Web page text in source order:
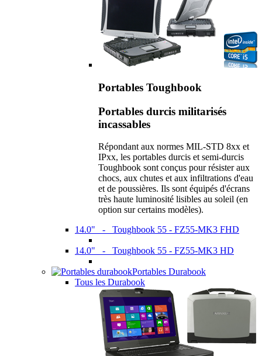
Portables Toughbook
Portables durcis militarisés
incassables
Répondant aux normes MIL-STD 8xx et
IPxx, les portables durcis et semi-durcis
Toughbook sont conçus pour résister aux
chocs, aux chutes et aux infiltrations d'eau
et de poussières. Ils sont équipés d'écrans
très haute luminosité lisibles au soleil (en
option sur certains modèles).
14.0" - Toughbook 55 - FZ55-MK3 FHD
14.0" - Toughbook 55 - FZ55-MK3 HD
Portables Durabook
Tous les Durabook